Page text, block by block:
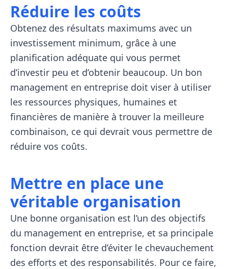
Réduire les coûts
Obtenez des résultats maximums avec un
investissement minimum, grâce à une
planification adéquate qui vous permet
d’investir peu et d’obtenir beaucoup. Un bon
management en entreprise doit viser à utiliser
les ressources physiques, humaines et
financières de manière à trouver la meilleure
combinaison, ce qui devrait vous permettre de
réduire vos coûts.
Mettre en place une
véritable organisation
Une bonne organisation est l’un des objectifs
du management en entreprise, et sa principale
fonction devrait être d’éviter le chevauchement
des efforts et des responsabilités. Pour ce faire,